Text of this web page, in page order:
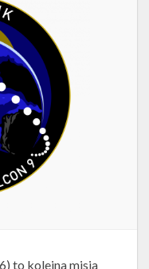
to kolejna misja